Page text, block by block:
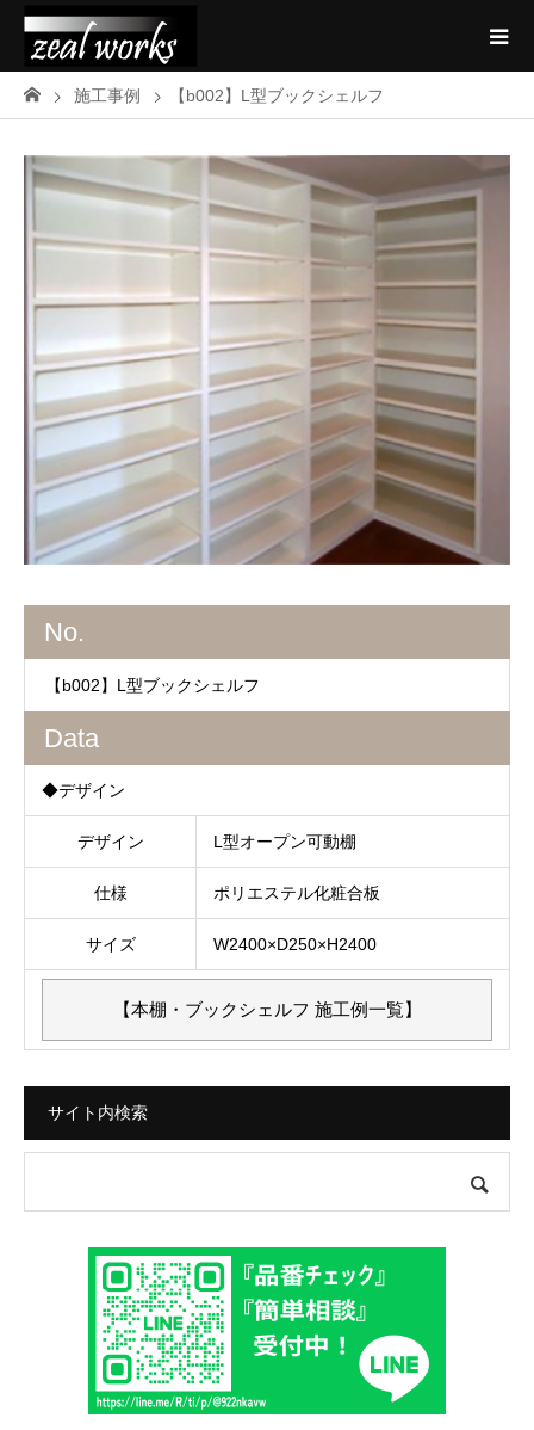
施工事例 【b002】L型ブックシェルフ
No.
【b002】L型ブックシェルフ
Data
◆デザイン
デザイン L型オープン可動棚
仕様 ポリエステル化粧合板
サイズ W2400×D250×H2400
【本棚・ブックシェルフ 施工例一覧】
サイト内検索